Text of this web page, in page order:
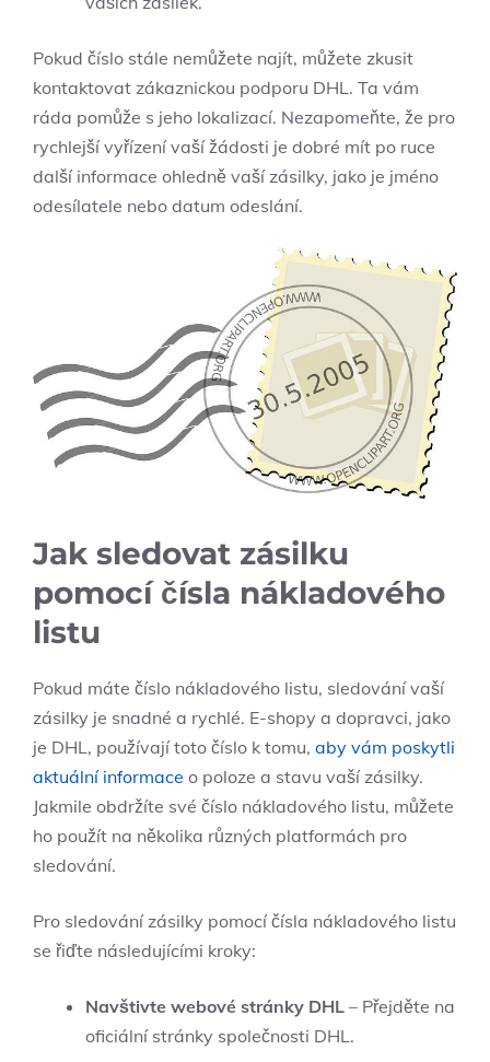
Pokud číslo stále nemůžete najít, můžete zkusit
kontaktovat zákaznickou podporu DHL. Ta vám
ráda pomůže s jeho lokalizací. Nezapomeňte, že pro
rychlejší vyřízení vaší žádosti je dobré mít po ruce
další informace ohledně vaší zásilky, jako je jméno
odesílatele nebo datum odeslání.
Jak sledovat zásilku
pomocí čísla nákladového
listu
Pokud máte číslo nákladového listu, sledování vaší
zásilky je snadné a rychlé. E-shopy a dopravci, jako
je DHL, používají toto číslo k tomu, aby vám poskytli
aktuální informace o poloze a stavu vaší zásilky.
Jakmile obdržíte své číslo nákladového listu, můžete
ho použít na několika různých platformách pro
sledování.
Pro sledování zásilky pomocí čísla nákladového listu
se řiďte následujícími kroky:
Navštivte webové stránky DHL – Přejděte na
oficiální stránky společnosti DHL.